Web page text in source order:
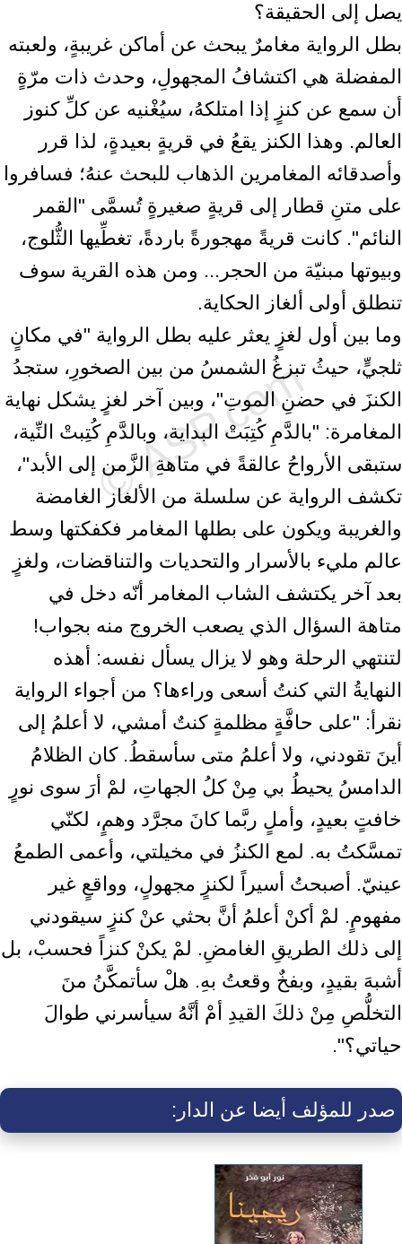
يصل إلى الحقيقة؟
بطل الرواية مغامرٌ يبحث عن أماكن غريبةٍ، ولعبته
المفضلة هي اكتشافُ المجهولِ، وحدث ذات مرّةٍ
أن سمع عن كنزٍ إذا امتلكهُ، سيُغْنيه عن كلِّ كنوز
العالم. وهذا الكنز يقعُ في قريةٍ بعيدةٍ، لذا قرر
وأصدقائه المغامرين الذهاب للبحث عنهُ؛ فسافروا
على متنِ قطار إلى قريةٍ صغيرةٍ تُسمَّى "القمر
النائم". كانت قريةً مهجورةً باردةً، تغطِّيها الثُّلوج،
وبيوتها مبنيّة من الحجر... ومن هذه القرية سوف
تنطلق أولى ألغاز الحكاية.
وما بين أول لغزٍ يعثر عليه بطل الرواية "في مكانٍ
ثلجيٍّ، حيثُ تبزغُ الشمسُ من بين الصخورِ، ستجدُ
الكنزَ في حضنِ الموتِ"، وبين آخر لغزٍ يشكل نهاية
المغامرة: "بالدَّمِ كُتِبَتْ البداية، وبالدَّمِ كُتِبتْ النِّية،
ستبقى الأرواحُ عالقةً في متاهةِ الزَّمن إلى الأبد"،
تكشف الرواية عن سلسلة من الألغاز الغامضة
والغريبة ويكون على بطلها المغامر فكفكتها وسط
عالم مليء بالأسرار والتحديات والتناقضات، ولغزٍ
بعد آخر يكتشف الشاب المغامر أنّه دخل في
متاهة السؤال الذي يصعب الخروج منه بجواب!
لتنتهي الرحلة وهو لا يزال يسأل نفسه: أهذه
النهايةُ التي كنتُ أسعى وراءها؟ من أجواء الرواية
نقرأ: "على حافَّةٍ مظلمةٍ كنتٌ أمشي، لا أعلمُ إلى
أينَ تقودني، ولا أعلمُ متى سأسقطُ. كان الظلامُ
الدامسُ يحيطُ بي مِنْ كلُ الجهاتِ، لمْ أرَ سوى نورٍ
خافتٍ بعيدٍ، وأملٍ ربَّما كانَ مجرَّد وهمٍ، لكنّي
تمسَّكتُ به. لمع الكنزُ في مخيلتي، وأعمى الطمعُ
عينيّ. أصبحتُ أسيراً لكنزٍ مجهولٍ، وواقعٍ غير
مفهومٍ. لمْ أكنْ أعلمُ أنَّ بحثي عنْ كنزٍ سيقودني
إلى ذلك الطريقِ الغامضِ. لمْ يكنْ كنزاً فحسبْ، بل
أشبهَ بقيدٍ، وبفخٌ وقعتُ بهِ. هلْ سأتمكَّنُ منَ
التخلُّصِ مِنْ ذلكَ القيدِ أمْ أنَّهُ سيأسرني طوالَ
حياتي؟".
صدر للمؤلف أيضا عن الدار: